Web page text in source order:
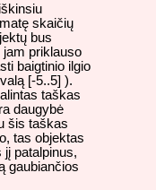
skaičių
bus
jam priklauso
baigtinio ilgio
[-5..5] ).
taškas
daugybė
šis taškas
tas objektas
jį patalpinus,
gaubiančios